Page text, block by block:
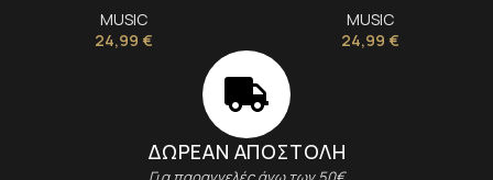
MUSIC
24,99 €
MUSIC
24,99 €
ΔΩΡΕΑΝ ΑΠΟΣΤΟΛΗ